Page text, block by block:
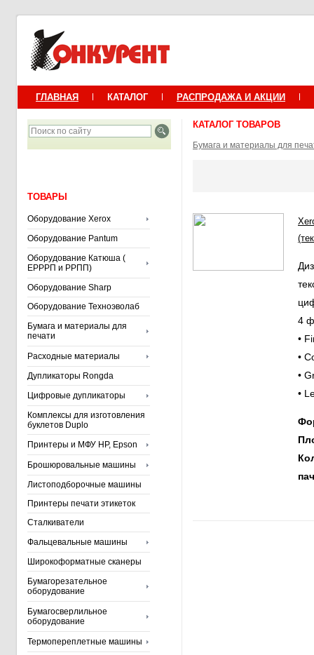
ГЛАВНАЯ КАТАЛОГ РАСПРОДАЖА И АКЦИИ
ТОВАРЫ
Оборудование Xerox
Оборудование Pantum
Оборудование Катюша (
ЕРРРП и РРПП)
Оборудование Sharp
Оборудование Техноэволаб
Бумага и материалы для
печати
Расходные материалы
Дупликаторы Rongda
Цифровые дупликаторы
Комплексы для изготовления
буклетов Duplo
Принтеры и МФУ HP, Epson
Брошюровальные машины
Листоподборочные машины
Принтеры печати этикеток
Сталкиватели
Фальцевальные машины
Широкоформатные сканеры
Бумагорезательное
оборудование
Бумагосверлильное
оборудование
Термопереплетные машины
КАТАЛОГ ТОВАРОВ
Бумага и материалы для
4
•
•
•
•